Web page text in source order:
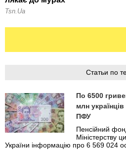
Статьи по
По 6500
млн
ПФУ
Пенсійний
Міністерству
України інформацію про 6 569 024